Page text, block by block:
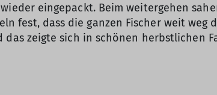
eingepackt. Beim weitergehen
fest, dass die ganzen Fischer weit weg
zeigte sich in schönen herbstlichen